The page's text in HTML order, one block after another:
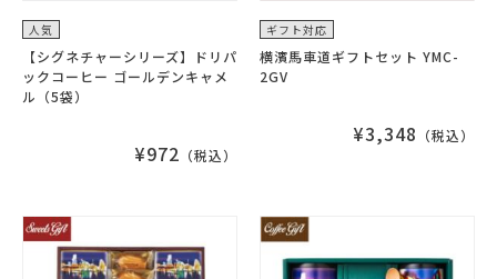
人気
【シグネチャーシリーズ】ドリパ
ックコーヒー ゴールデンキャメ
ル（5袋）
¥972 （税込）
ギフト対応
横濱馬車道ギフトセット YMC-
2GV
¥3,348 （税込）